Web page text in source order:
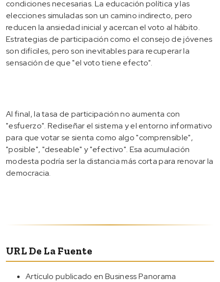
condiciones necesarias. La educación política y las
elecciones simuladas son un camino indirecto, pero
reducen la ansiedad inicial y acercan el voto al hábito.
Estrategias de participación como el consejo de jóvenes
son difíciles, pero son inevitables para recuperar la
sensación de que "el voto tiene efecto".
Al final, la tasa de participación no aumenta con
"esfuerzo". Rediseñar el sistema y el entorno informativo
para que votar se sienta como algo "comprensible",
"posible", "deseable" y "efectivo". Esa acumulación
modesta podría ser la distancia más corta para renovar la
democracia.
URL De La Fuente
Artículo publicado en Business Panorama